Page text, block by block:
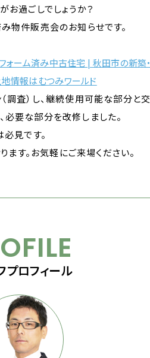
お過ごしでしょうか？
物件販売会のお知らせです。
ォーム済み中古住宅 | 秋田市の新築・
情報はむつみワールド
調査）し、継続使用可能な部分と交
要な部分を改修しました。
見です。
ます。お気軽にご来場ください。
プロフィール